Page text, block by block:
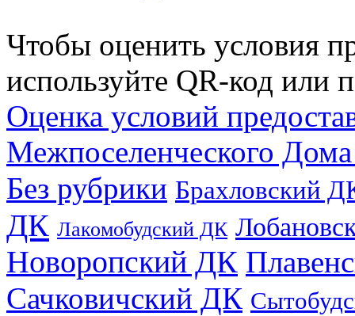
Чтобы оценить условия
используйте QR-код или
Оценка условий
Межпоселенческого
Без рубрики Брахловский
ДК Лакомобудский ДК
Новоропский ДК
Сачковичский ДК